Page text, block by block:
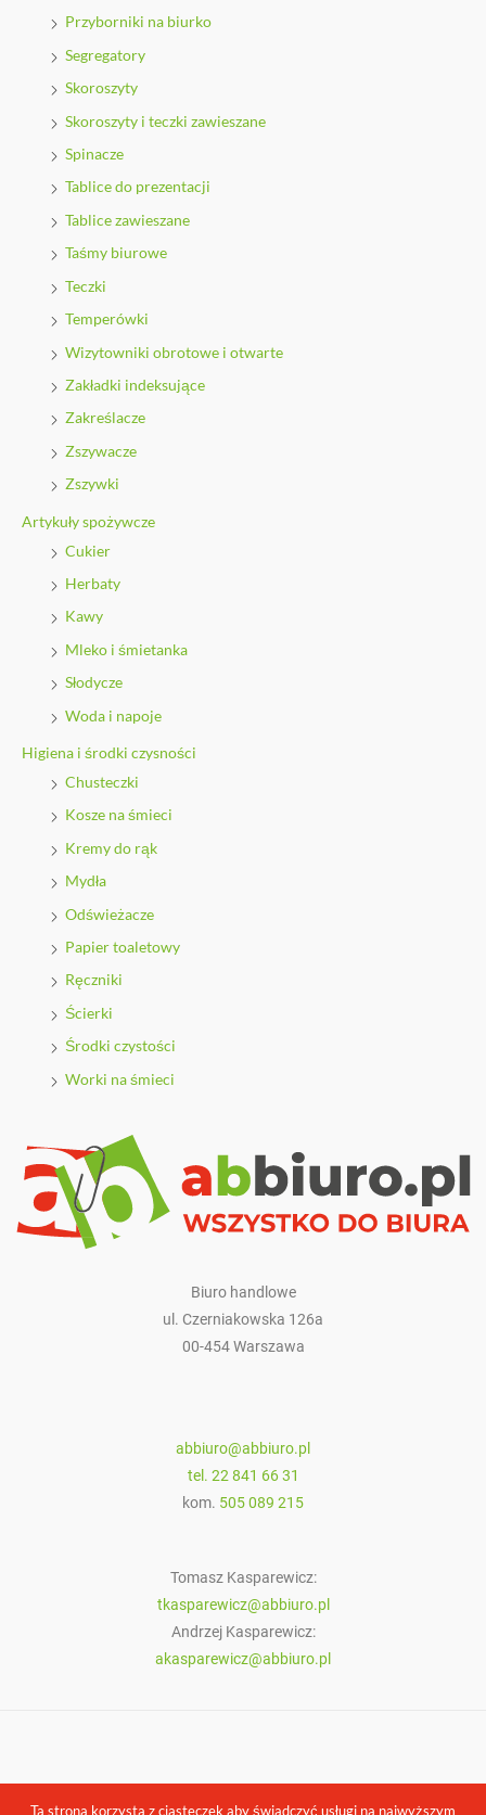
Przyborniki na biurko
Segregatory
Skoroszyty
Skoroszyty i teczki zawieszane
Spinacze
Tablice do prezentacji
Tablice zawieszane
Taśmy biurowe
Teczki
Temperówki
Wizytowniki obrotowe i otwarte
Zakładki indeksujące
Zakreślacze
Zszywacze
Zszywki
Artykuły spożywcze
Cukier
Herbaty
Kawy
Mleko i śmietanka
Słodycze
Woda i napoje
Higiena i środki czysności
Chusteczki
Kosze na śmieci
Kremy do rąk
Mydła
Odświeżacze
Papier toaletowy
Ręczniki
Ścierki
Środki czystości
Worki na śmieci
xxxdoc.monster
Biuro handlowe
ul. Czerniakowska 126a
00-454 Warszawa
abbiuro@abbiuro.pl
tel. 22 841 66 31
kom. 505 089 215
Tomasz Kasparewicz:
tkasparewicz@abbiuro.pl
Andrzej Kasparewicz:
akasparewicz@abbiuro.pl
Copyright © Artykuły Biurowe Warszawa, Materiały Biurowe, Biuro
Ta strona korzysta z ciasteczek aby świadczyć usługi na najwyższym